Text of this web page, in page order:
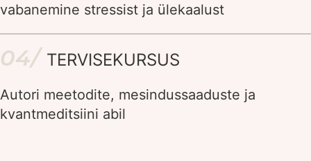
vabanemine stressist ja ülekaalust
04/ TERVISEKURSUS
Autori meetodite, mesindussaaduste ja
kvantmeditsiini abil